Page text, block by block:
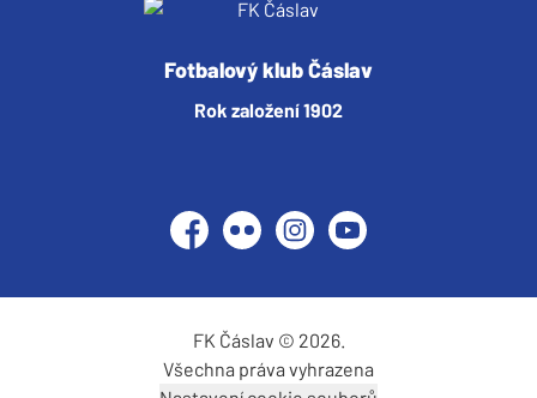
Fotbalový klub Čáslav
Rok založení 1902
Facebook
Flickr InstagramYouTube
FK Čáslav © 2026.
Všechna práva vyhrazena